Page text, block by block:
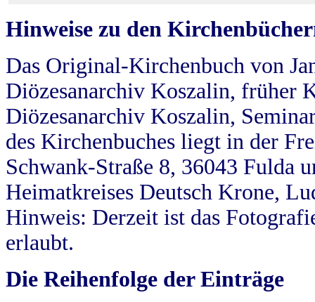
Hinweise zu den
Das Original-Kirchenbuch von
Diözesanarchiv Koszalin, früher
Diözesanarchiv Koszalin,
des Kirchenbuches liegt in der
Schwank-Straße 8, 36043 Fulda
Heimatkreises Deutsch Krone,
Hinweis: Derzeit ist das
erlaubt.
Die Reihenfolge der Einträge